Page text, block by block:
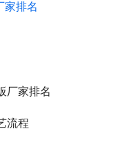
家排名
厂家排名
流程